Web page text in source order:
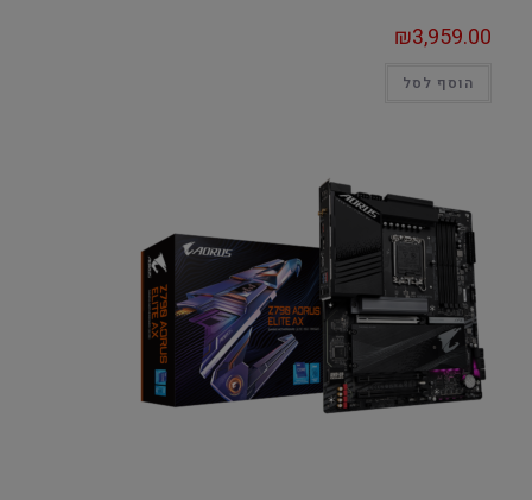
₪3,959.00
הוסף לסל